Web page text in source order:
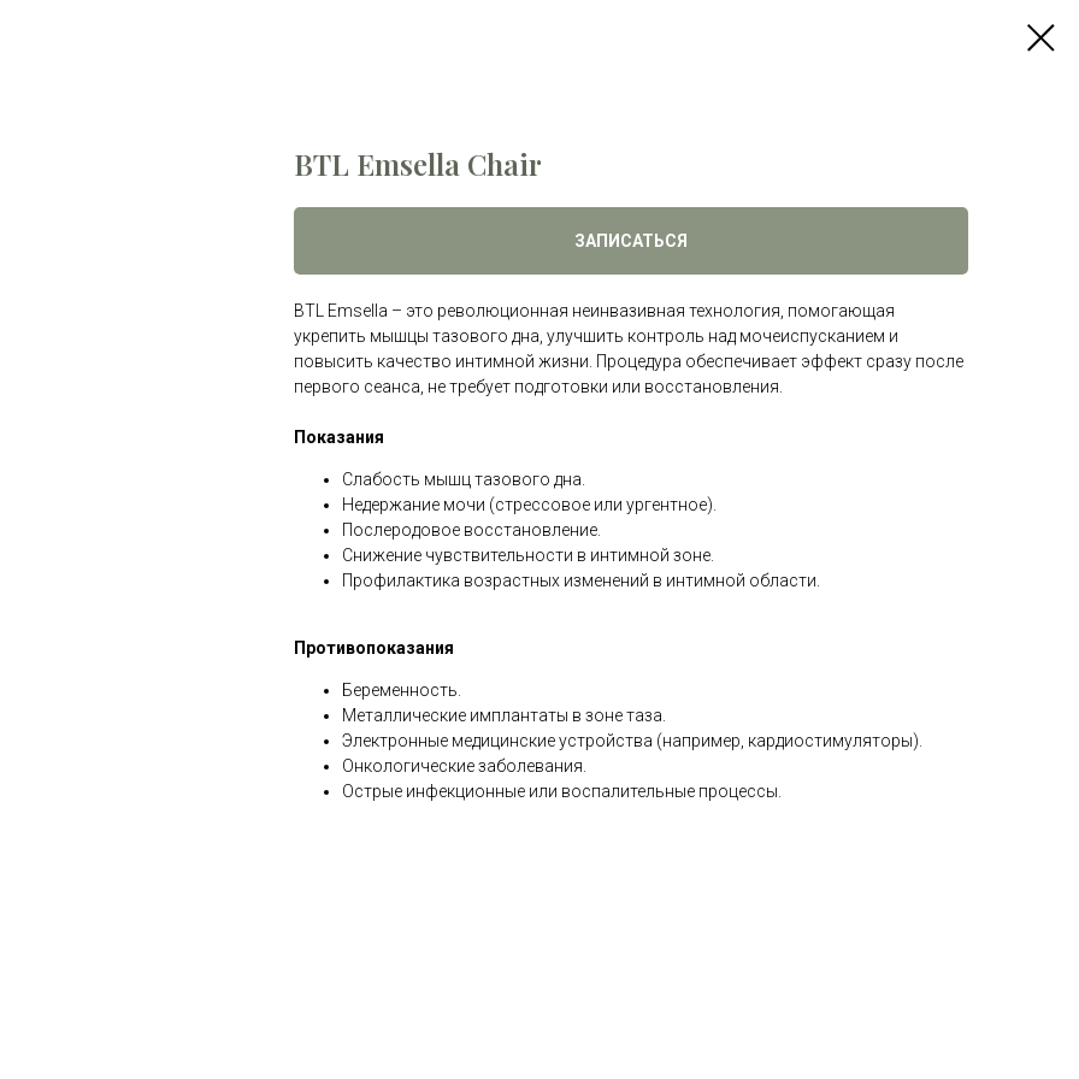
BTL Emsella Chair
ЗАПИСАТЬСЯ
BTL Emsella – это революционная неинвазивная технология, помогающая
укрепить мышцы тазового дна, улучшить контроль над мочеиспусканием и
повысить качество интимной жизни. Процедура обеспечивает эффект сразу после
первого сеанса, не требует подготовки или восстановления.
Показания
Слабость мышц тазового дна.
Недержание мочи (стрессовое или ургентное).
Послеродовое восстановление.
Снижение чувствительности в интимной зоне.
Профилактика возрастных изменений в интимной области.
Противопоказания
Беременность.
Металлические имплантаты в зоне таза.
Электронные медицинские устройства (например, кардиостимуляторы).
Онкологические заболевания.
Острые инфекционные или воспалительные процессы.